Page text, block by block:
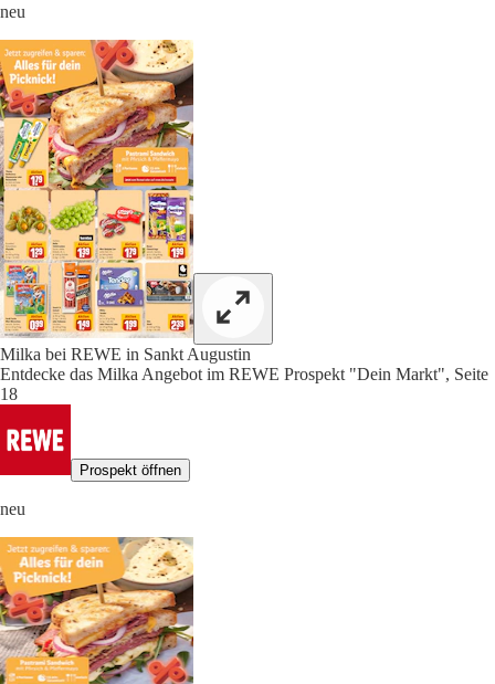
neu
Milka bei REWE in Sankt Augustin
Entdecke das Milka Angebot im REWE Prospekt "Dein Markt", Seite
18
Prospekt öffnen
neu